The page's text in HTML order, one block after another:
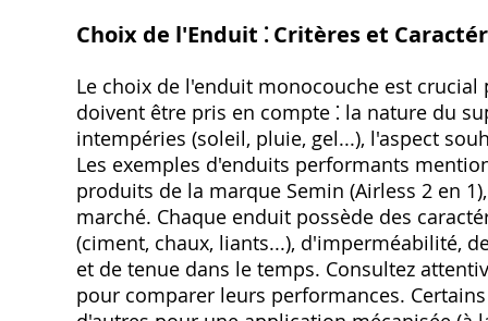
Choix de l'Enduit ⁚ Critères et
Le choix de l'enduit monocouche est
doivent être pris en compte ⁚ la nature du
intempéries (soleil, pluie, gel...), l'aspect
Les exemples d'enduits performants
produits de la marque Semin (Airless 2 en
marché. Chaque enduit possède des
(ciment, chaux, liants...), d'imperméabilité,
et de tenue dans le temps. Consultez
pour comparer leurs performances.